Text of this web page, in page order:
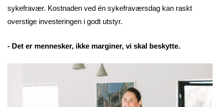
sykefravær. Kostnaden ved én sykefraværsdag kan raskt
overstige investeringen i godt utstyr.
- Det er mennesker, ikke marginer, vi skal beskytte.